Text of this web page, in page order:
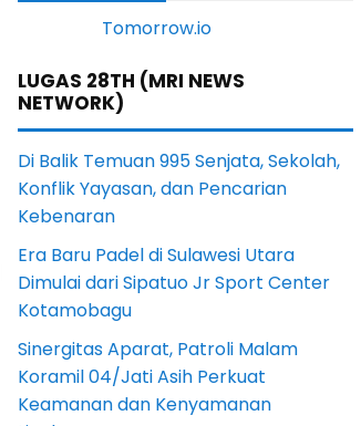
LUGAS 28TH (MRI NEWS
NETWORK)
Di Balik Temuan 995 Senjata, Sekolah,
Konflik Yayasan, dan Pencarian
Kebenaran
Era Baru Padel di Sulawesi Utara
Dimulai dari Sipatuo Jr Sport Center
Kotamobagu
Sinergitas Aparat, Patroli Malam
Koramil 04/Jati Asih Perkuat
Keamanan dan Kenyamanan